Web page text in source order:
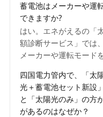
蓄電池はメーカーや運
できますか?
はい。エネがえるの「
額診断サービス」では
メーカーや運転モード
す。なお、蓄電池はメ
定して⾧期効果額の診
ーションも可能です。
四国電力管内で、「太
光＋蓄電池セット新設
と「太陽光のみ」の方
があるのはなぜか？